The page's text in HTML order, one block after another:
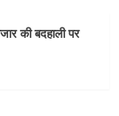
की बदहाली पर